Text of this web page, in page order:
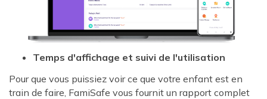
Temps d'affichage et suivi de l'utilisation
Pour que vous puissiez voir ce que votre enfant est en
train de faire, FamiSafe vous fournit un rapport complet